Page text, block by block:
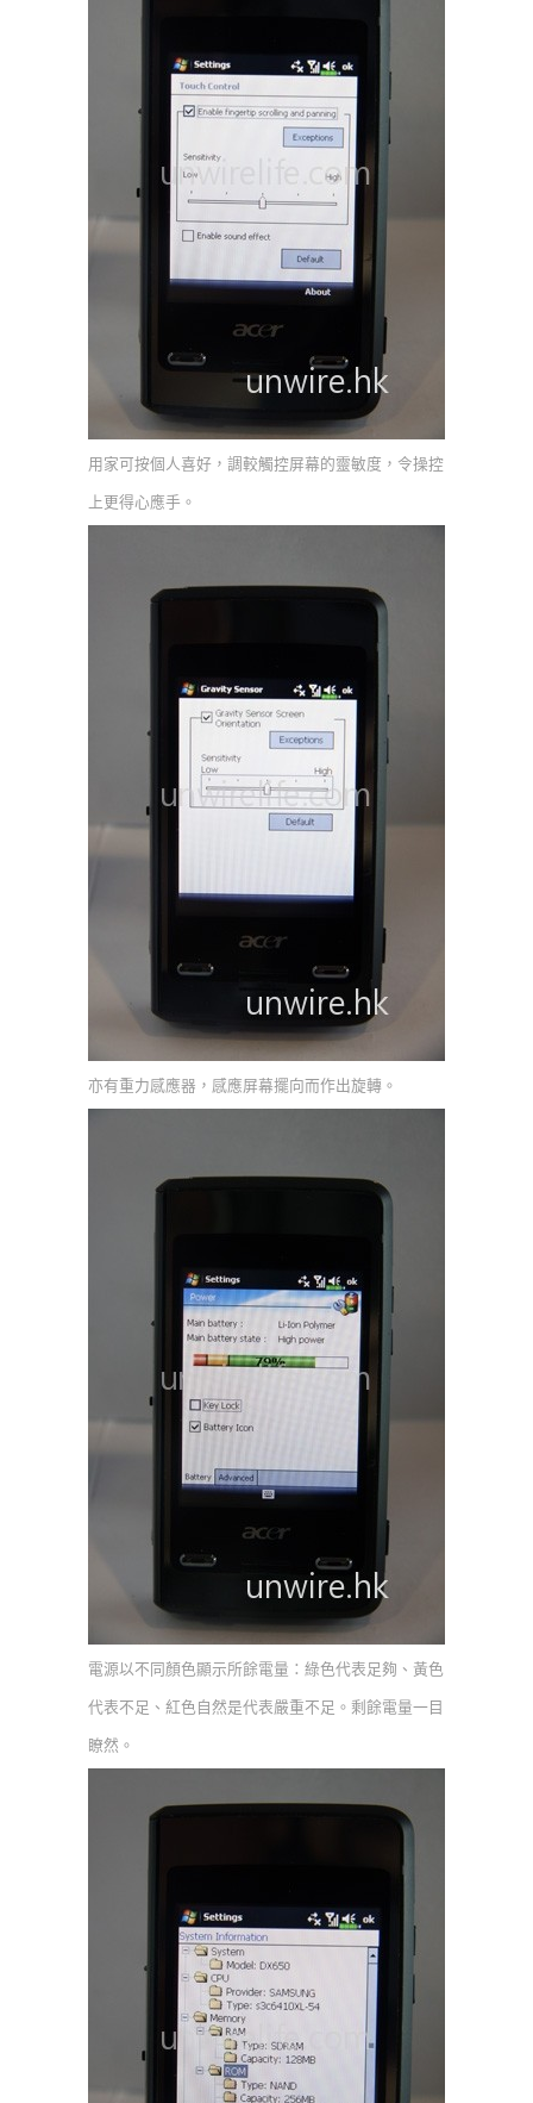
用家可按個人喜好，調較觸控屏幕的靈敏度，令操控
上更得心應手。
亦有重力感應器，感應屏幕擺向而作出旋轉。
電源以不同顏色顯示所餘電量：綠色代表足夠、黃色
代表不足、紅色自然是代表嚴重不足。剩餘電量一目
瞭然。